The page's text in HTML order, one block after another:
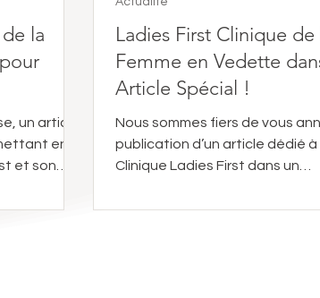
la
un article
en
Ladies First Clinique de
Femme en Vedette
Article Spécial !
Nous sommes fiers de vous
publication d’un article dédié à
Clinique Ladies First dans un